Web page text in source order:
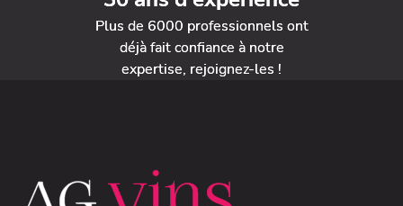
Plus de 6000 professionnels ont
déjà fait confiance à notre
expertise, rejoignez-les !